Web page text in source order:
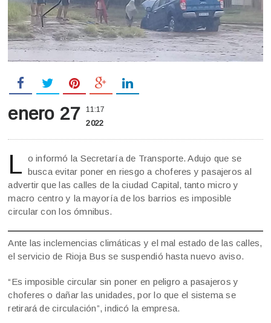
enero 27 11:17
2022
L o informó la Secretaría de Transporte. Adujo que se
busca evitar poner en riesgo a choferes y pasajeros al
advertir que las calles de la ciudad Capital, tanto micro y
macro centro y la mayoría de los barrios es imposible
circular con los ómnibus.
Ante las inclemencias climáticas y el mal estado de las calles,
el servicio de Rioja Bus se suspendió hasta nuevo aviso.
“Es imposible circular sin poner en peligro a pasajeros y
choferes o dañar las unidades, por lo que el sistema se
retirará de circulación”, indicó la empresa.